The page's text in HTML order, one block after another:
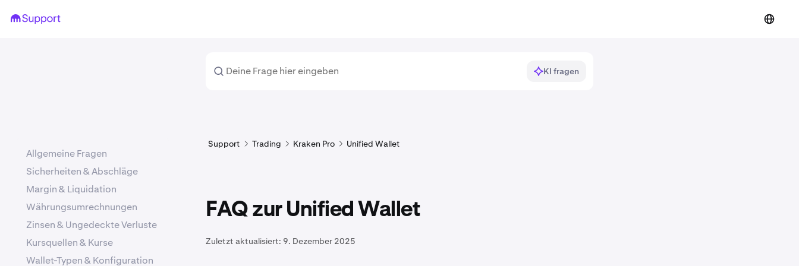
KI fragen
Support Trading Kraken Pro Unified Wallet
FAQ zur Unified Wallet
Zuletzt aktualisiert: 9. Dezember 2025
Allgemeine Fragen
Sicherheiten & Abschläge
Margin & Liquidation
Währungsumrechnungen
Zinsen & Ungedeckte Verluste
Kursquellen & Kurse
Wallet-Typen & Konfiguration